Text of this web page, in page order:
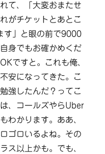
て、「大変おまたせ
がチケットとあとこ
す」と眼の前で9000
身でもお確かめくだ
ですと。これも俺、
安になってきた。こ
強したんだ？ってこ
、コールズやらUber
わかります。ああ、
ゴロいるよね。その
ス以上かも。でも、